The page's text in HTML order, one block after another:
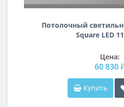
Потолочный
Square LED
Цена:
60 830
Купить